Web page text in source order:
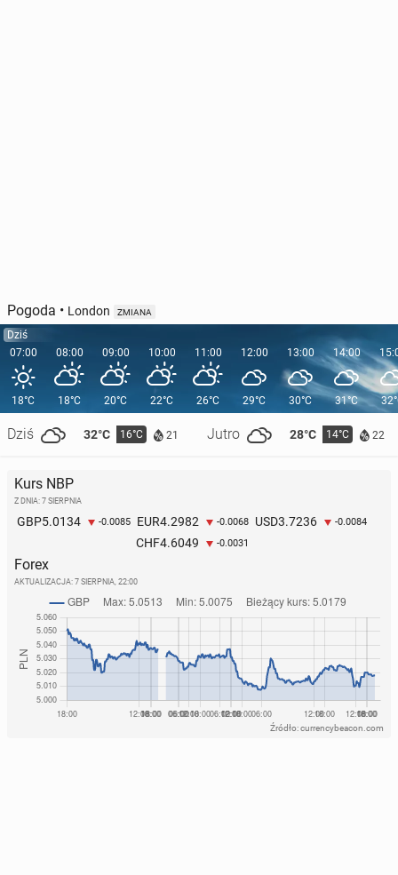
Pogoda • London ZMIANA
Dziś
07:00
18°C
Dziś 32°C 16°C 21 Jutro 28°C 14°C 22
08:00
18°C
09:00
20°C
10:00
22°C
11:00
26°C
12:00
29°C
13:00
30°C
14:00
31°C
Kurs NBP
Z DNIA: 7 SIERPNIA
GBP5.0134 -0.0085 EUR4.2982 -0.0068 USD3.7236 -0.0084
CHF4.6049 -0.0031
Forex
AKTUALIZACJA: 7 SIERPNIA, 22:00
Źródło: currencybeacon.com